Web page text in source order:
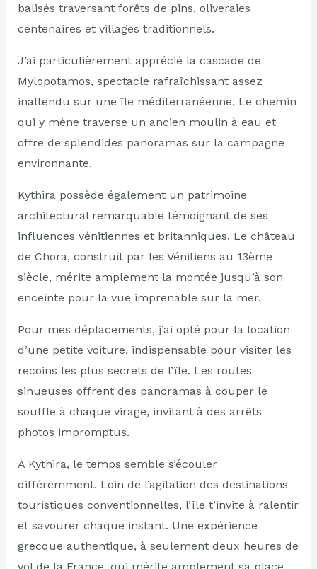
balisés traversant forêts de pins, oliveraies
centenaires et villages traditionnels.
J’ai particulièrement apprécié la cascade de
Mylopotamos, spectacle rafraîchissant assez
inattendu sur une île méditerranéenne. Le chemin
qui y mène traverse un ancien moulin à eau et
offre de splendides panoramas sur la campagne
environnante.
Kythira possède également un patrimoine
architectural remarquable témoignant de ses
influences vénitiennes et britanniques. Le château
de Chora, construit par les Vénitiens au 13ème
siècle, mérite amplement la montée jusqu’à son
enceinte pour la vue imprenable sur la mer.
Pour mes déplacements, j’ai opté pour la location
d’une petite voiture, indispensable pour visiter les
recoins les plus secrets de l’île. Les routes
sinueuses offrent des panoramas à couper le
souffle à chaque virage, invitant à des arrêts
photos impromptus.
À Kythira, le temps semble s’écouler
différemment. Loin de l’agitation des destinations
touristiques conventionnelles, l’île t’invite à ralentir
et savourer chaque instant. Une expérience
grecque authentique, à seulement deux heures de
vol de la France, qui mérite amplement sa place